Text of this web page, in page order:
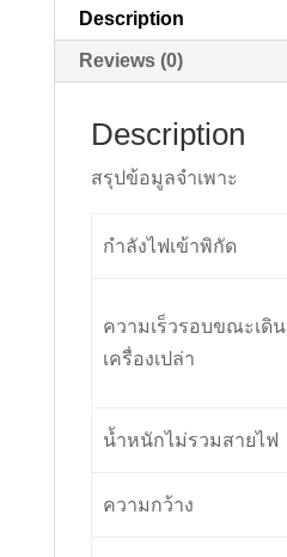
Description
Reviews (0)
Description
สรุปข้อมูลจำเพาะ
กำลังไฟเข้าพิกัด
ความเร็วรอบขณะเดิน
เครื่องเปล่า
น้ำหนักไม่รวมสายไฟ
ความกว้าง